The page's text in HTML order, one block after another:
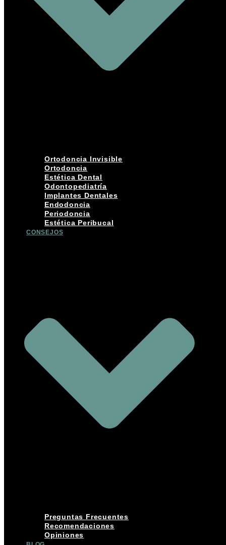
Ortodoncia Invisible
Ortodoncia
Estética Dental
Odontopediatría
Implantes Dentales
Endodoncia
Periodoncia
Estética Peribucal
CONSEJOS
Preguntas Frecuentes
Recomendaciones
Opiniones